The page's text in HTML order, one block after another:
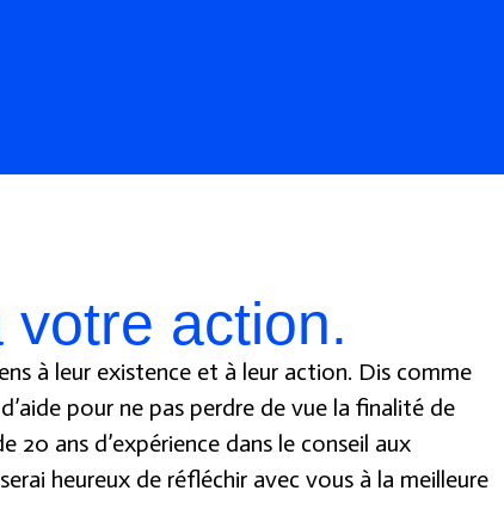
action.
à leur existence et à leur action. Dis comme
pour ne pas perdre de vue la finalité de
ans d’expérience dans le conseil aux
heureux de réfléchir avec vous à la meilleure